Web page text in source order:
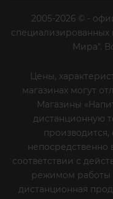
2005-2026 © -
специализированных
Мира".
Цены,
магазинах могут
Магазины
дистанционную
производится,
непосредственно
соответствии с
режимом работы
дистанционная